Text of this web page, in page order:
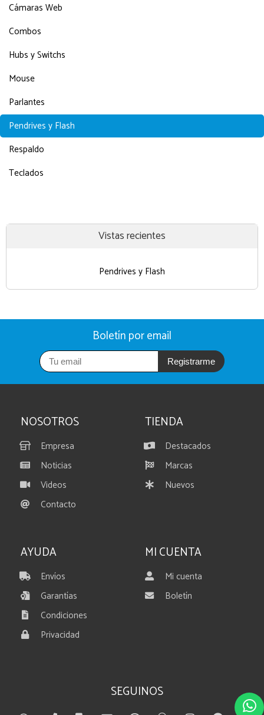
Cámaras Web
Combos
Hubs y Switchs
Mouse
Parlantes
Pendrives y Flash
Respaldo
Teclados
Vistas recientes
Pendrives y Flash
Boletín por email
Registrarme
NOSOTROS
Empresa
Noticias
Videos
Contacto
TIENDA
Destacados
Marcas
Nuevos
AYUDA
Envíos
Garantías
Condiciones
Privacidad
MI CUENTA
Mi cuenta
Boletín
SEGUINOS